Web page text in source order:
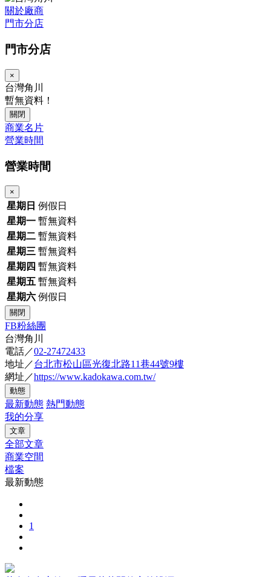
關於廠商
門市分店
門市分店
×
台灣角川
暫無資料！
關閉
商業名片
營業時間
營業時間
×
星期日 例假日
星期一 暫無資料
星期二 暫無資料
星期三 暫無資料
星期四 暫無資料
星期五 暫無資料
星期六 例假日
關閉
FB粉絲團
台灣角川
電話／02-27472433
地址／台北市松山區光復北路11巷44號9樓
網址／https://www.kadokawa.com.tw/
動態
最新動態 熱門動態
我的分享
文章
全部文章
商業空間
檔案
最新動態
1